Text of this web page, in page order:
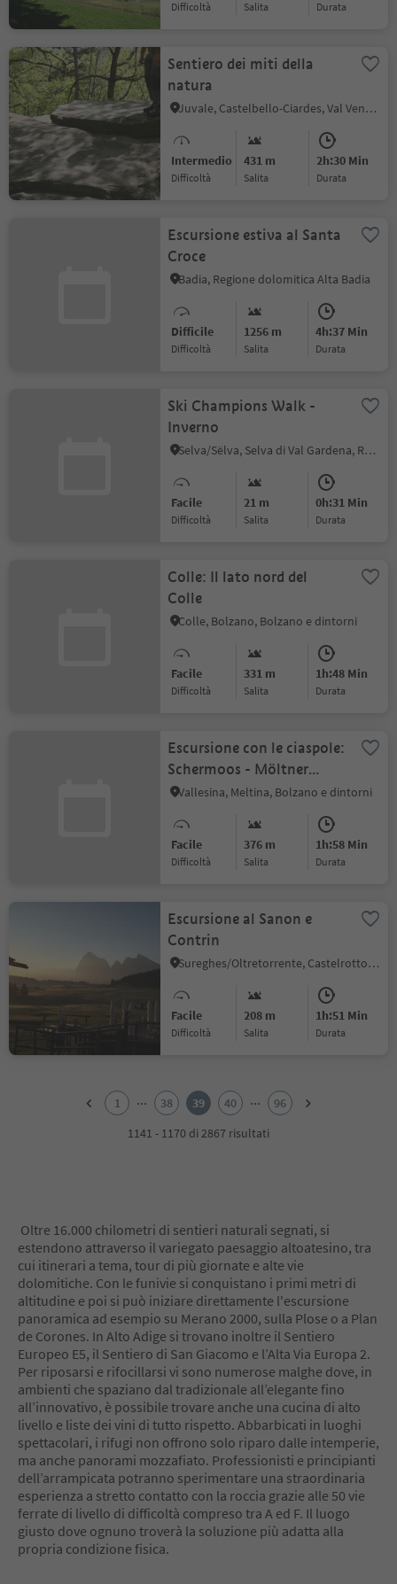
Difficoltà Salita durata
Sentiero dei miti della
natura
Juvale, Castelbello-Ciardes, Val Venosta
Intermedio
Difficoltà
431 m
Salita
2h:30 Min
durata
Escursione estiva al Santa
Croce
Badia, Regione dolomitica Alta Badia
Difficile
Difficoltà
1256 m
Salita
4h:37 Min
durata
Ski Champions Walk -
Inverno
Selva/Sëlva, Selva di Val Gardena, Regione dolomitica Val Gardena
Facile
Difficoltà
21 m
Salita
0h:31 Min
durata
Colle: Il lato nord del
Colle
Colle, Bolzano, Bolzano e dintorni
Facile
Difficoltà
331 m
Salita
1h:48 Min
durata
Escursione con le ciaspole:
Schermoos - Möltner
Joch
Vallesina, Meltina, Bolzano e dintorni
Facile
Difficoltà
376 m
Salita
1h:58 Min
durata
Escursione al Sanon e
Contrin
Sureghes/Oltretorrente, Castelrotto, Regione dolomitica Alpe di Siusi
Facile
Difficoltà
208 m
Salita
1h:51 Min
durata
10
11
12
13
14
15
16
17
18
19
20
21
22
23
24
25
26
27
28
1 ... 38 39 40 ...
96
1141 - 1170 di 2867 risultati
Oltre 16.000 chilometri di sentieri naturali segnati, si
estendono attraverso il variegato paesaggio altoatesino, tra
cui itinerari a tema, tour di più giornate e alte vie
dolomitiche. Con le funivie si conquistano i primi metri di
altitudine e poi si può iniziare direttamente l'escursione
panoramica ad esempio su Merano 2000, sulla Plose o a Plan
de Corones. In Alto Adige si trovano inoltre il Sentiero
Europeo E5, il Sentiero di San Giacomo e l’Alta Via Europa 2.
Per riposarsi e rifocillarsi vi sono numerose malghe dove, in
ambienti che spaziano dal tradizionale all’elegante fino
all’innovativo, è possibile trovare anche una cucina di alto
livello e liste dei vini di tutto rispetto. Abbarbicati in luoghi
spettacolari, i rifugi non offrono solo riparo dalle intemperie,
ma anche panorami mozzafiato. Professionisti e principianti
dell’arrampicata potranno sperimentare una straordinaria
esperienza a stretto contatto con la roccia grazie alle 50 vie
ferrate di livello di difficoltà compreso tra A ed F. Il luogo
giusto dove ognuno troverà la soluzione più adatta alla
propria condizione fisica.